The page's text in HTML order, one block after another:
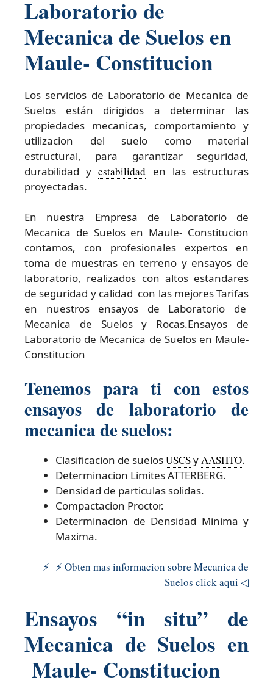
Laboratorio de
Mecanica de Suelos en
Maule- Constitucion
Los servicios de Laboratorio de Mecanica de
Suelos están dirigidos a determinar las
propiedades mecanicas, comportamiento y
utilizacion del suelo como material
estructural, para garantizar seguridad,
durabilidad yestabilidad en las estructuras
proyectadas.
En nuestra Empresa de Laboratorio de
Mecanica de Suelos en Maule- Constitucion
contamos, con profesionales expertos en
toma de muestras en terreno y ensayos de
laboratorio, realizados con altos estandares
de seguridad y calidad con las mejores Tarifas
en nuestros ensayos de Laboratorio de
Mecanica de Suelos y Rocas.Ensayos de
Laboratorio de Mecanica de Suelos en Maule-
Constitucion
Tenemos para ti con estos
ensayos de laboratorio de
mecanica de suelos:
Clasificacion de suelosUSCSy AASHTO.
Determinacion Limites ATTERBERG.
Densidad de particulas solidas.
Compactacion Proctor.
Determinacion de Densidad Minima y
Maxima.
⚡ ⚡ Obten mas informacion sobre Mecanica de
Suelos click aqui ◁
Ensayos “in situ” de
Mecanica de Suelos en
Maule- Constitucion